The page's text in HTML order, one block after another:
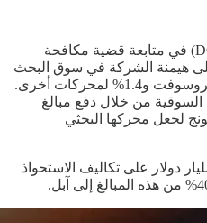
تستمر وزارة العدل الأمريكية (DOJ) في متابعة قضية مكافحة
هيمنة الشركة في سوق البحث
من خلال دفع مبالغ
لجعل محركها البحثي
عام 2023، أنفقت جوجل 53 مليار دولار على تكاليف الاستحواذ